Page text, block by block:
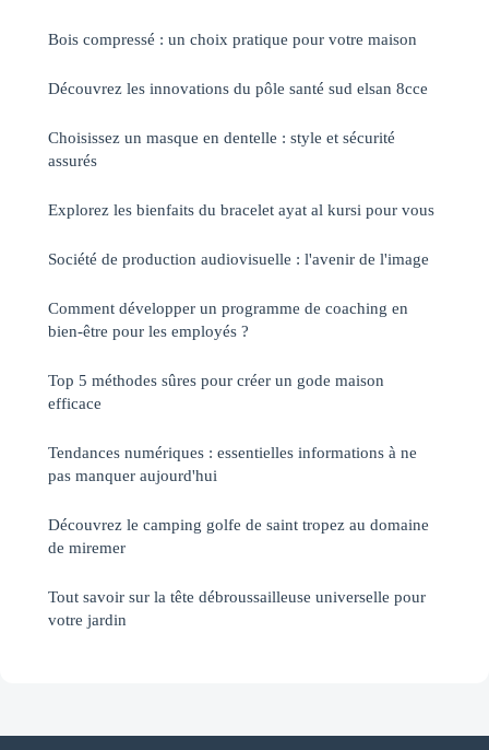
Bois compressé : un choix pratique pour votre maison
Découvrez les innovations du pôle santé sud elsan 8cce
Choisissez un masque en dentelle : style et sécurité
assurés
Explorez les bienfaits du bracelet ayat al kursi pour vous
Société de production audiovisuelle : l'avenir de l'image
Comment développer un programme de coaching en
bien-être pour les employés ?
Top 5 méthodes sûres pour créer un gode maison
efficace
Tendances numériques : essentielles informations à ne
pas manquer aujourd'hui
Découvrez le camping golfe de saint tropez au domaine
de miremer
Tout savoir sur la tête débroussailleuse universelle pour
votre jardin